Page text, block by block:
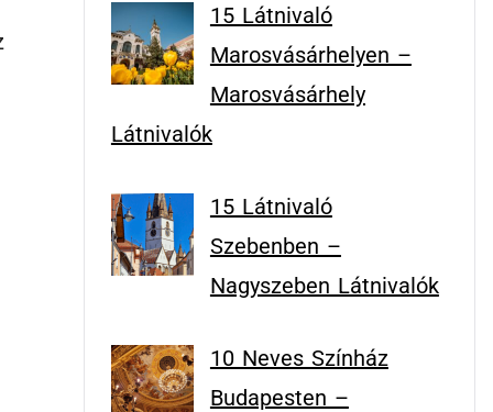
15 Látnivaló
Marosvásárhelyen –
Marosvásárhely
Látnivalók
15 Látnivaló
Szebenben –
Nagyszeben Látnivalók
10 Neves Színház
Budapesten –